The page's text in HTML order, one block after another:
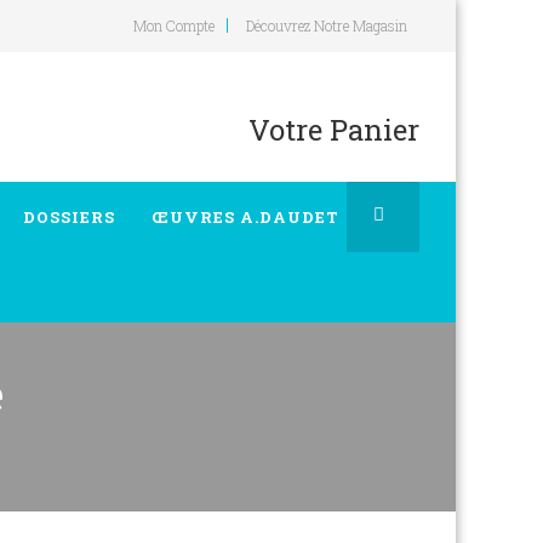
Mon Compte Découvrez Notre Magasin
Votre Panier
DOSSIERS ŒUVRES A.DAUDET